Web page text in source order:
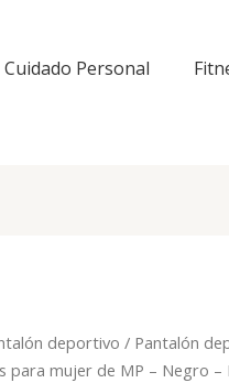
Cuidado Personal
deportivo / Pantalón
para mujer de MP – Negro –